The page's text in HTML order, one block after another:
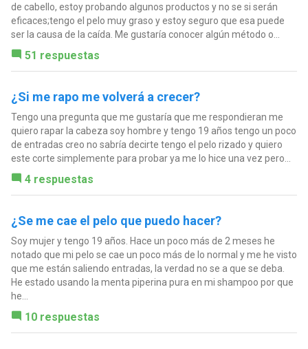
de cabello, estoy probando algunos productos y no se si serán
eficaces;tengo el pelo muy graso y estoy seguro que esa puede
ser la causa de la caída. Me gustaría conocer algún método o...
51 respuestas
¿Si me rapo me volverá a crecer?
Tengo una pregunta que me gustaría que me respondieran me
quiero rapar la cabeza soy hombre y tengo 19 años tengo un poco
de entradas creo no sabría decirte tengo el pelo rizado y quiero
este corte simplemente para probar ya me lo hice una vez pero...
4 respuestas
¿Se me cae el pelo que puedo hacer?
Soy mujer y tengo 19 años. Hace un poco más de 2 meses he
notado que mi pelo se cae un poco más de lo normal y me he visto
que me están saliendo entradas, la verdad no se a que se deba.
He estado usando la menta piperina pura en mi shampoo por que
he...
10 respuestas